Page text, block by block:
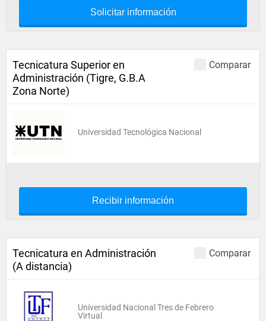
Solicitar información
Comparar
Tecnicatura Superior en
Administración (Tigre, G.B.A
Zona Norte)
Universidad Tecnológica Nacional
Recibir información
Comparar
Tecnicatura en Administración
(A distancia)
Universidad Nacional Tres de Febrero
Virtual